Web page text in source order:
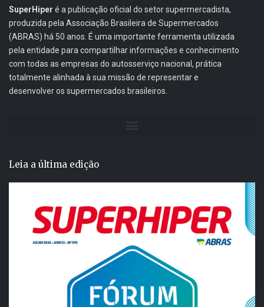
SuperHiper é a publicação oficial do setor supermercadista,
produzida pela Associação Brasileira de Supermercados
(ABRAS) há 50 anos. É uma importante ferramenta utilizada
pela entidade para compartilhar informações e conhecimento
com todas as empresas do autosserviço nacional, prática
totalmente alinhada à sua missão de representar e
desenvolver os supermercados brasileiros.
Leia a última edição